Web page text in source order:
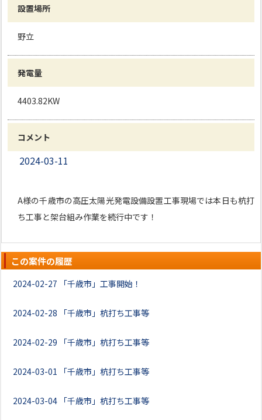
設置場所
野立
発電量
4403.82KW
コメント
2024-03-11
A様の千歳市の高圧太陽光発電設備設置工事現場では本日も杭打
ち工事と架台組み作業を続行中です！
この案件の履歴
2024-02-27 「千歳市」工事開始！
2024-02-28 「千歳市」杭打ち工事等
2024-02-29 「千歳市」杭打ち工事等
2024-03-01 「千歳市」杭打ち工事等
2024-03-04 「千歳市」杭打ち工事等